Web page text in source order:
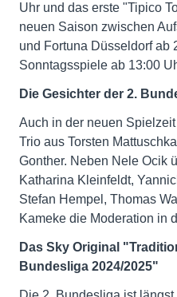
Uhr und das erste "Tipico
neuen Saison zwischen
und Fortuna Düsseldorf ab
Sonntagsspiele ab 13:00
Die Gesichter der 2.
Auch in der neuen
Trio aus Torsten
Gonther. Neben Nele Ocik
Katharina Kleinfeldt,
Stefan Hempel, Thomas
Kameke die Moderation in
Das Sky Original
Bundesliga 2024/2025"